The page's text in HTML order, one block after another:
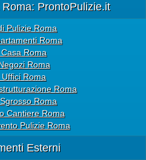
ProntoPulizie.it
Pulizie Roma
Roma
Roma
Roma
Uffici Roma
Roma
Roma
Cantiere Roma
Pulizie Roma
Esterni